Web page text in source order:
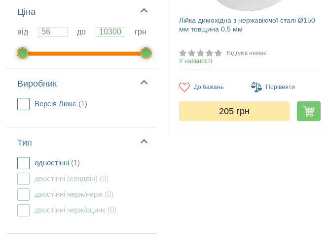
Ціна
від до грн
Виробник
Версія Люкс (1)
Тип
одностінні (1)
двостінні (сендвіч) (0)
двостінні нерж/нерж (0)
двостінні нерж/оцинк (0)
Лійка димохідна з нержавіючої сталі Ø150
мм товщина 0,5 мм
Відгуків немає
У наявності
До бажань Порівняти
205 грн